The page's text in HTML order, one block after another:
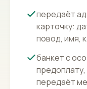
передаёт
карточку:
повод, имя,
банкет с
предоплату,
передаёт